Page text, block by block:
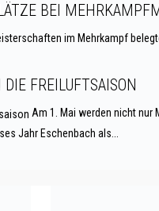
BEI
im Mehrkampf
FREILUFTSAISON
Am 1. Mai werden nicht nur
Jahr Eschenbach als...